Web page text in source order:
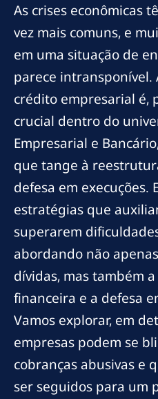
As crises econômicas
vez mais comuns, e
em uma situação de
parece intransponível.
crédito empresarial é,
crucial dentro do
Empresarial e
que tange à
defesa em execuções.
estratégias que
superarem
abordando não
dívidas, mas também
financeira e a defesa
Vamos explorar, em
empresas podem se
cobranças abusivas e
ser seguidos para um